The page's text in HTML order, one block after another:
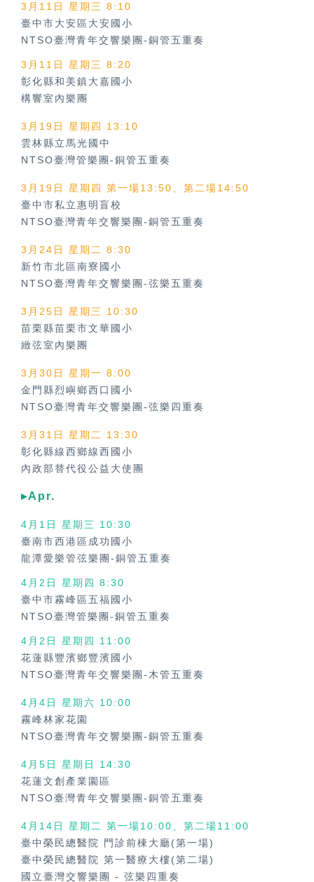
3月11日 星期三 8:10
臺中市大安區大安國小
NTSO臺灣青年交響樂團-銅管五重奏
3月11日 星期三 8:20
彰化縣和美鎮大嘉國小
構響室內樂團
3月19日 星期四 13:10
雲林縣立馬光國中
NTSO臺灣管樂團-銅管五重奏
3月19日 星期四 第一場13:50、第二場14:50
臺中市私立惠明盲校
NTSO臺灣青年交響樂團-銅管五重奏
3月24日 星期二 8:30
新竹市北區南寮國小
NTSO臺灣青年交響樂團-弦樂五重奏
3月25日 星期三 10:30
苗栗縣苗栗市文華國小
緻弦室內樂團
3月30日 星期一 8:00
金門縣烈嶼鄉西口國小
NTSO臺灣青年交響樂團-弦樂四重奏
3月31日 星期二 13:30
彰化縣線西鄉線西國小
內政部替代役公益大使團
▸Apr.
4月1日 星期三 10:30
臺南市西港區成功國小
龍潭愛樂管弦樂團-銅管五重奏
4月2日 星期四 8:30
臺中市霧峰區五福國小
NTSO臺灣管樂團-銅管五重奏
4月2日 星期四
11:00
花蓮縣豐濱鄉豐濱國小
NTSO臺灣青年交響樂團-木管五重奏
4月4日 星期六 10:00
霧峰林家花園
NTSO臺灣青年交響樂團-銅管五重奏
4月5日 星期日
14:30
花蓮文創產業園區
NTSO臺灣青年交響樂團-銅管五重奏
4月14日 星期二 第一場10:00、第二場11:00
臺中榮民總醫院 門診前棟大廳(第一場)
臺中榮民總醫院 第一醫療大樓(第二場)
國立臺灣交響樂團 - 弦樂四重奏